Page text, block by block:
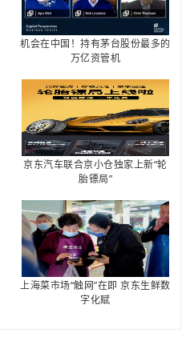
机会在中国！持有茅台股份最多的
万亿资管机
京东汽车联合京小仓独家上新“轮
胎镖局”
上海菜市场“触网”在即 京东生鲜数
字化赋